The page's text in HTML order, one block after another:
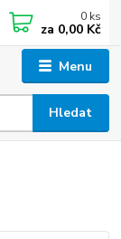
Menu
Hledat
0 ks
za 0,00 Kč